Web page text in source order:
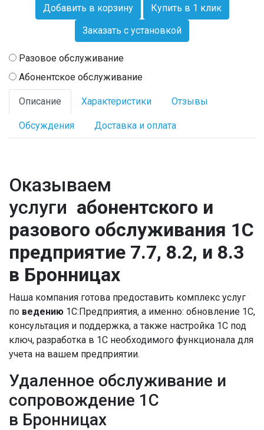
Добавить в корзину
Купить в 1 клик
Заказать с установкой
Разовое обслуживание
Абонентское обслуживание
Описание Характеристики Отзывы
Обсуждения Доставка и оплата
Оказываем
услуги абонентского и
разового обслуживания 1С
предприятие 7.7, 8.2, и 8.3
в Бронницах
Наша компания готова предоставить комплекс услуг
по ведению 1С:Предприятия, а именно: обновление 1С,
консультация и поддержка, а также настройка 1С под
ключ, разработка в 1С необходимого функционала для
учета на вашем предприятии.
Удаленное обслуживание и
сопровождение 1С
в Бронницах